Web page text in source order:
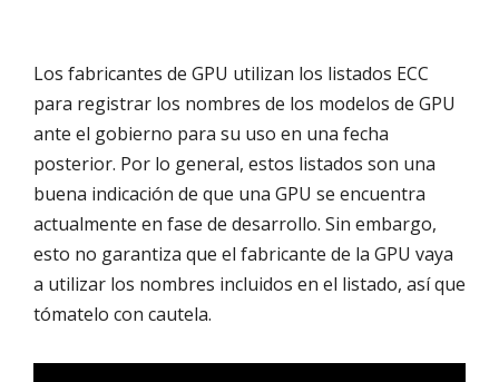
Los fabricantes de GPU utilizan los listados ECC
para registrar los nombres de los modelos de GPU
ante el gobierno para su uso en una fecha
posterior. Por lo general, estos listados son una
buena indicación de que una GPU se encuentra
actualmente en fase de desarrollo. Sin embargo,
esto no garantiza que el fabricante de la GPU vaya
a utilizar los nombres incluidos en el listado, así que
tómatelo con cautela.